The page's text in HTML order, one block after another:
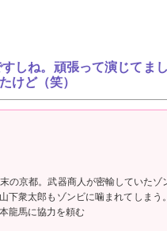
しね。頑張って演じてま
けど（笑）
の京都。武器商人が密輸していたゾ
下衆太郎もゾンビに噛まれてしまう
龍馬に協力を頼む